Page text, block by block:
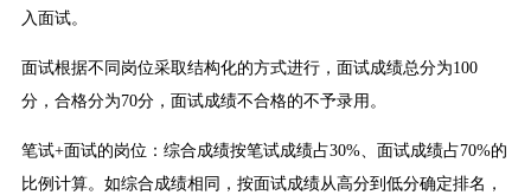
入面试。
面试根据不同岗位采取结构化的方式进行，面试成绩总分为100
分，合格分为70分，面试成绩不合格的不予录用。
笔试+面试的岗位：综合成绩按笔试成绩占30%、面试成绩占70%的
比例计算。如综合成绩相同，按面试成绩从高分到低分确定排名，